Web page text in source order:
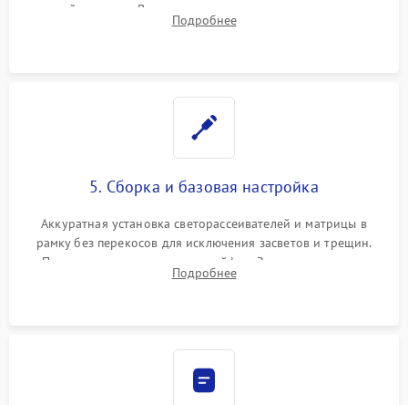
хрупкой матрицы. Восстановление поврежденных дорожек,
прошивка микросхем памяти EEPROM
Подробнее
5. Сборка и базовая настройка
Аккуратная установка светорассеивателей и матрицы в
рамку без перекосов для исключения засветов и трещин.
Подключение внутренних шлейфов. Закрытие корпуса.
Сброс настроек и обновление программного обеспечения.
Подробнее